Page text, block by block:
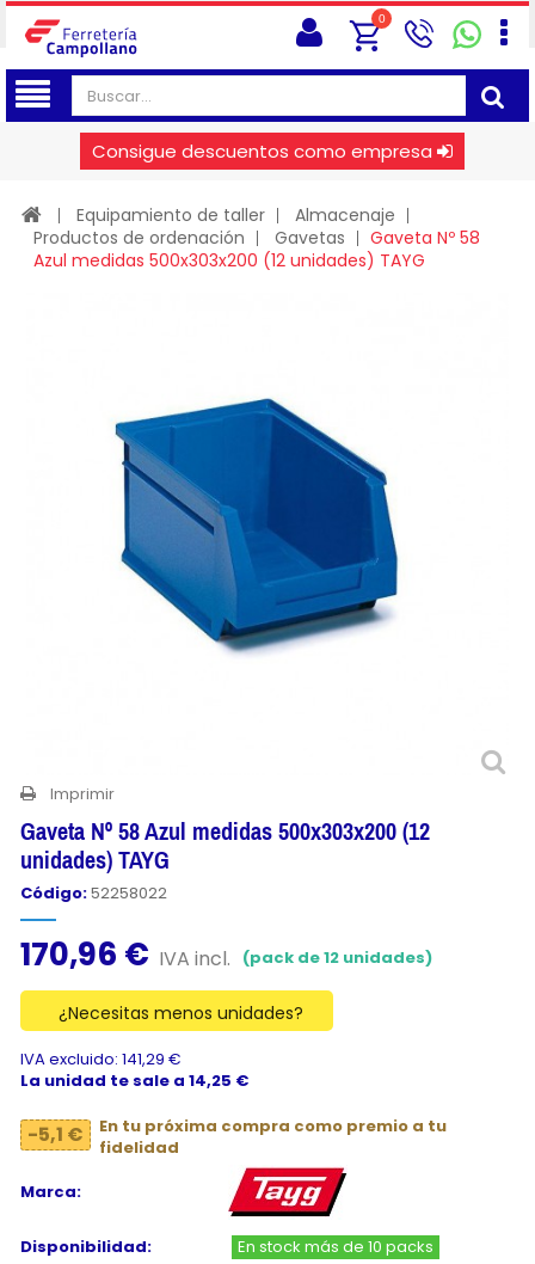
0
Consigue descuentos como empresa
Equipamiento de taller
Almacenaje
Productos de ordenación
Gavetas
Gaveta Nº 58
Azul medidas 500x303x200 (12 unidades) TAYG
Imprimir
Gaveta Nº 58 Azul medidas 500x303x200 (12
unidades) TAYG
Código:52258022
170,96 € IVA incl. (pack de 12 unidades)
¿Necesitas menos unidades?
IVA excluido: 141,29 €
La unidad te sale a 14,25 €
-5,1 €
En tu próxima compra como premio a tu
fidelidad
Marca:
Disponibilidad:
En stock más de 10 packs